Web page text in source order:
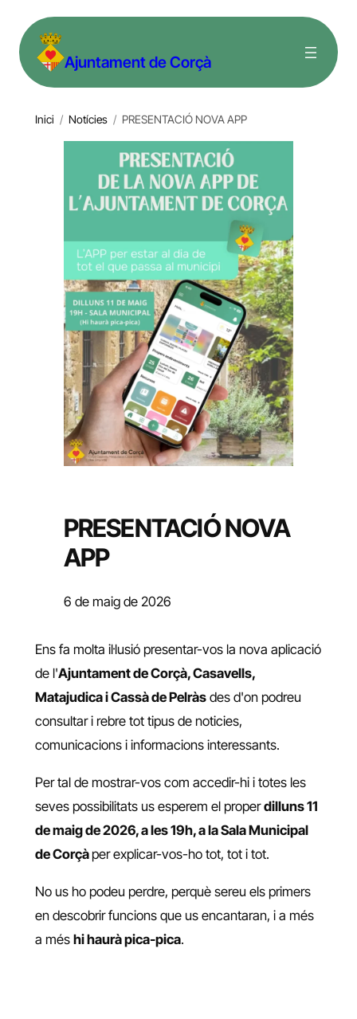
contingut Ajuntament de Corçà
Inici / Notícies / PRESENTACIÓ NOVA APP
PRESENTACIÓ NOVA
APP
6 de maig de 2026
Ens fa molta il·lusió presentar-vos la nova aplicació
de l'Ajuntament de Corçà, Casavells,
Matajudica i Cassà de Pelràsdes d'on podreu
consultar i rebre tot tipus de noticies,
comunicacions i informacions interessants.
Per tal de mostrar-vos com accedir-hi i totes les
seves possibilitats us esperem el properdilluns 11
de maig de 2026, a les 19h, a la Sala Municipal
de Corçà per explicar-vos-ho tot, tot i tot.
No us ho podeu perdre, perquè sereu els primers
en descobrir funcions que us encantaran, i a més
a més hi haurà pica-pica.